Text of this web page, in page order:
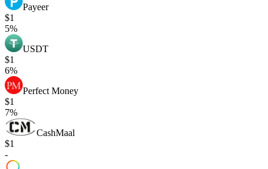
Payeer
$1
5%
USDT
$1
6%
Perfect Money
$1
7%
CashMaal
$1
-